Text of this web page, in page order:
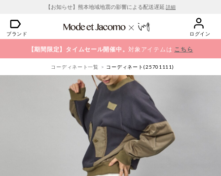
【お知らせ】熊本地域地震の影響による配送遅延 詳細
ブランド ログイン
【期間限定】タイムセール開催中。対象アイテムは こちら
コーディネート一覧 コーディネート(25701111)